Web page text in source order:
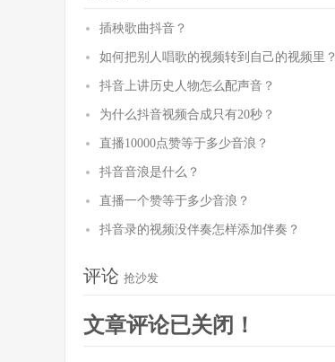
插秧歌曲抖音？
如何把别人唱歌的视频转到自己的视频里？
抖音上讲历史人物怎么配声音？
为什么抖音视频合成只有20秒？
直播10000点赞等于多少音浪？
抖音音浪是什么？
直播一个赞等于多少音浪？
抖音录的视频没伴奏怎样添加伴奏？
评论 抢沙发
文章评论已关闭！